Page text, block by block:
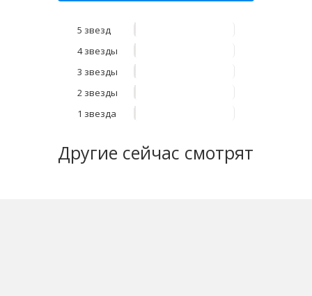
5 звезд
4 звезды
3 звезды
2 звезды
1 звезда
Другие сейчас смотрят